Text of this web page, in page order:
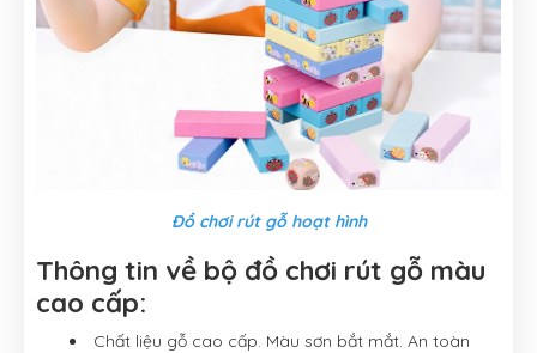
Đồ chơi rút gỗ hoạt hình
Thông tin về bộ đồ chơi rút gỗ màu
cao cấp:
Chất liệu gỗ cao cấp. Màu sơn bắt mắt. An toàn